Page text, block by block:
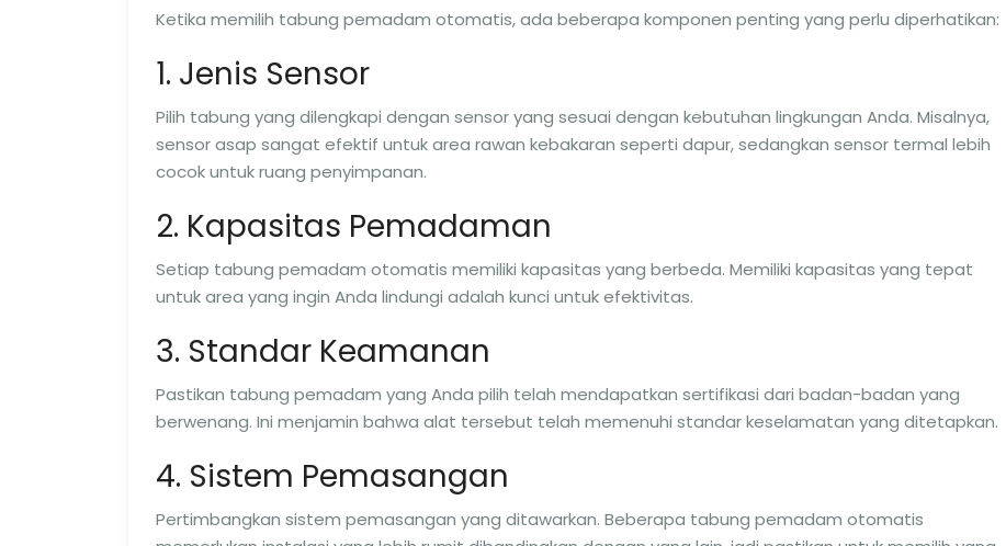
Ketika memilih tabung pemadam otomatis, ada beberapa komponen penting yang perlu diperhatikan:
1. Jenis Sensor
Pilih tabung yang dilengkapi dengan sensor yang sesuai dengan kebutuhan lingkungan Anda. Misalnya,
sensor asap sangat efektif untuk area rawan kebakaran seperti dapur, sedangkan sensor termal lebih
cocok untuk ruang penyimpanan.
2. Kapasitas Pemadaman
Setiap tabung pemadam otomatis memiliki kapasitas yang berbeda. Memiliki kapasitas yang tepat
untuk area yang ingin Anda lindungi adalah kunci untuk efektivitas.
3. Standar Keamanan
Pastikan tabung pemadam yang Anda pilih telah mendapatkan sertifikasi dari badan-badan yang
berwenang. Ini menjamin bahwa alat tersebut telah memenuhi standar keselamatan yang ditetapkan.
4. Sistem Pemasangan
Pertimbangkan sistem pemasangan yang ditawarkan. Beberapa tabung pemadam otomatis